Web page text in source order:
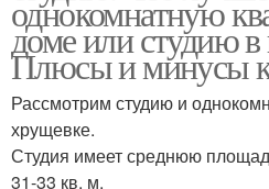
однокомнатную
доме или студию в
Плюсы и минусы
Рассмотрим студию и
хрущевке.
Студия имеет среднюю
31-33 кв. м.